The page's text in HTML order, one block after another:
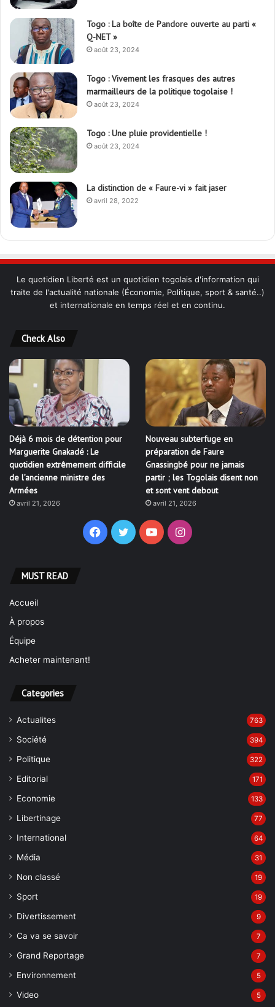
Togo : La boîte de Pandore ouverte au parti «
Q-NET »
août 23, 2024
Togo : Vivement les frasques des autres
marmailleurs de la politique togolaise !
août 23, 2024
Togo : Une pluie providentielle !
août 23, 2024
La distinction de « Faure-vi » fait jaser
avril 28, 2022
Le quotidien Liberté est un quotidien togolais d'information qui
traite de l'actualité nationale (Économie, Politique, sport & santé..)
et internationale en temps réel et en continu.
Check Also
Déjà 6 mois de détention pour
Marguerite Gnakadé : Le
quotidien extrêmement difficile
de l’ancienne ministre des
Armées
avril 21, 2026
Nouveau subterfuge en
préparation de Faure
Gnassingbé pour ne jamais
partir ; les Togolais disent non
et sont vent debout
avril 21, 2026
Facebook
TwitterYouTubeInstagram
MUST READ
Accueil
À propos
Équipe
Acheter maintenant!
Categories
Actualites 763
Société 394
Politique 322
Editorial 171
Economie 133
Libertinage 77
International 64
Média 31
Non classé 19
Sport 19
Divertissement 9
Ca va se savoir 7
Grand Reportage 7
Environnement 5
Video 5